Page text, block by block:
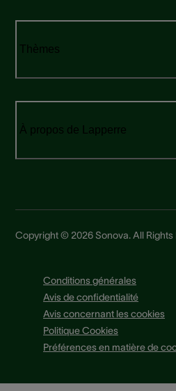
Thèmes
À propos de Lapperre
Copyright © 2026 Sonova. All Rights
Conditions générales
Avis de confidentialité
Avis concernant les cookies
Politique Cookies
Préférences en matière de